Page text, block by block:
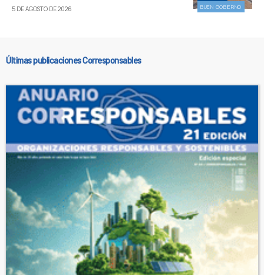
BUEN GOBIERNO
5 DE AGOSTO DE 2026
Últimas publicaciones Corresponsables